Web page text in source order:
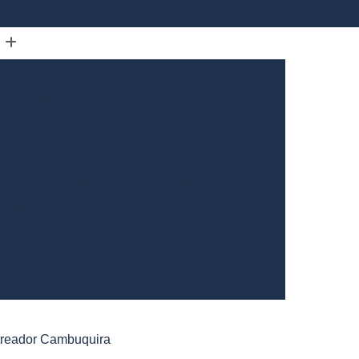
de Jornada Motorista de Caminhão
Cambuquira